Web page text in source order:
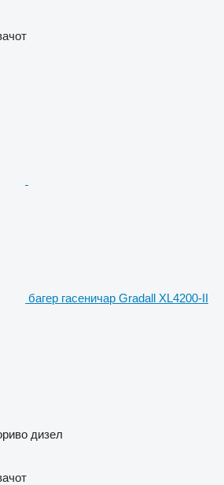
багер гасеничар Gradall XL4200-II
дизел